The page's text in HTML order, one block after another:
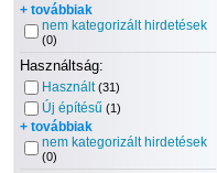
+ továbbiak
nem kategorizált hirdetések
(0)
Használtság:
Használt (31)
Új építésű (1)
+ továbbiak
nem kategorizált hirdetések
(0)